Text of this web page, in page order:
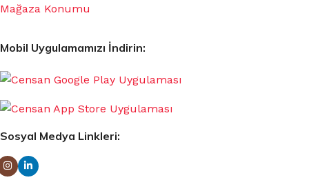
Mağaza Konumu
Mobil Uygulamamızı İndirin:
Sosyal Medya Linkleri: